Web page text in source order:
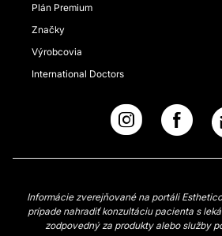
Plán Premium
Značky
Výrobcovia
International Doctors
Informácie zverejňované na portáli
prípade nahradiť konzultáciu pacienta s
zodpovedný za produkty alebo služby